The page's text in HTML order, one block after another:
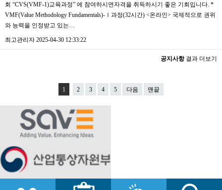
회 “CVS(VMF-1)교육과정” 에 참여하시면자격을 취득하시기 좋은 기회입니다. *
VMF(Value Methodology Fundamentals)-Ⅰ과정(32시간) <온라인> 국제적으로 권위
와 능력을 인정받고 있는…
최고관리자 2025-04-30 12:33:22
공지사항결과 더보기
1 2 3 4 5 다음 맨끝